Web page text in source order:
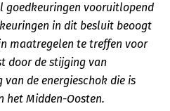
goedkeuringen vooruitlopend
in dit besluit beoogt
maatregelen te treffen voor
door de stijging van
de energieschok die is
het Midden-Oosten.